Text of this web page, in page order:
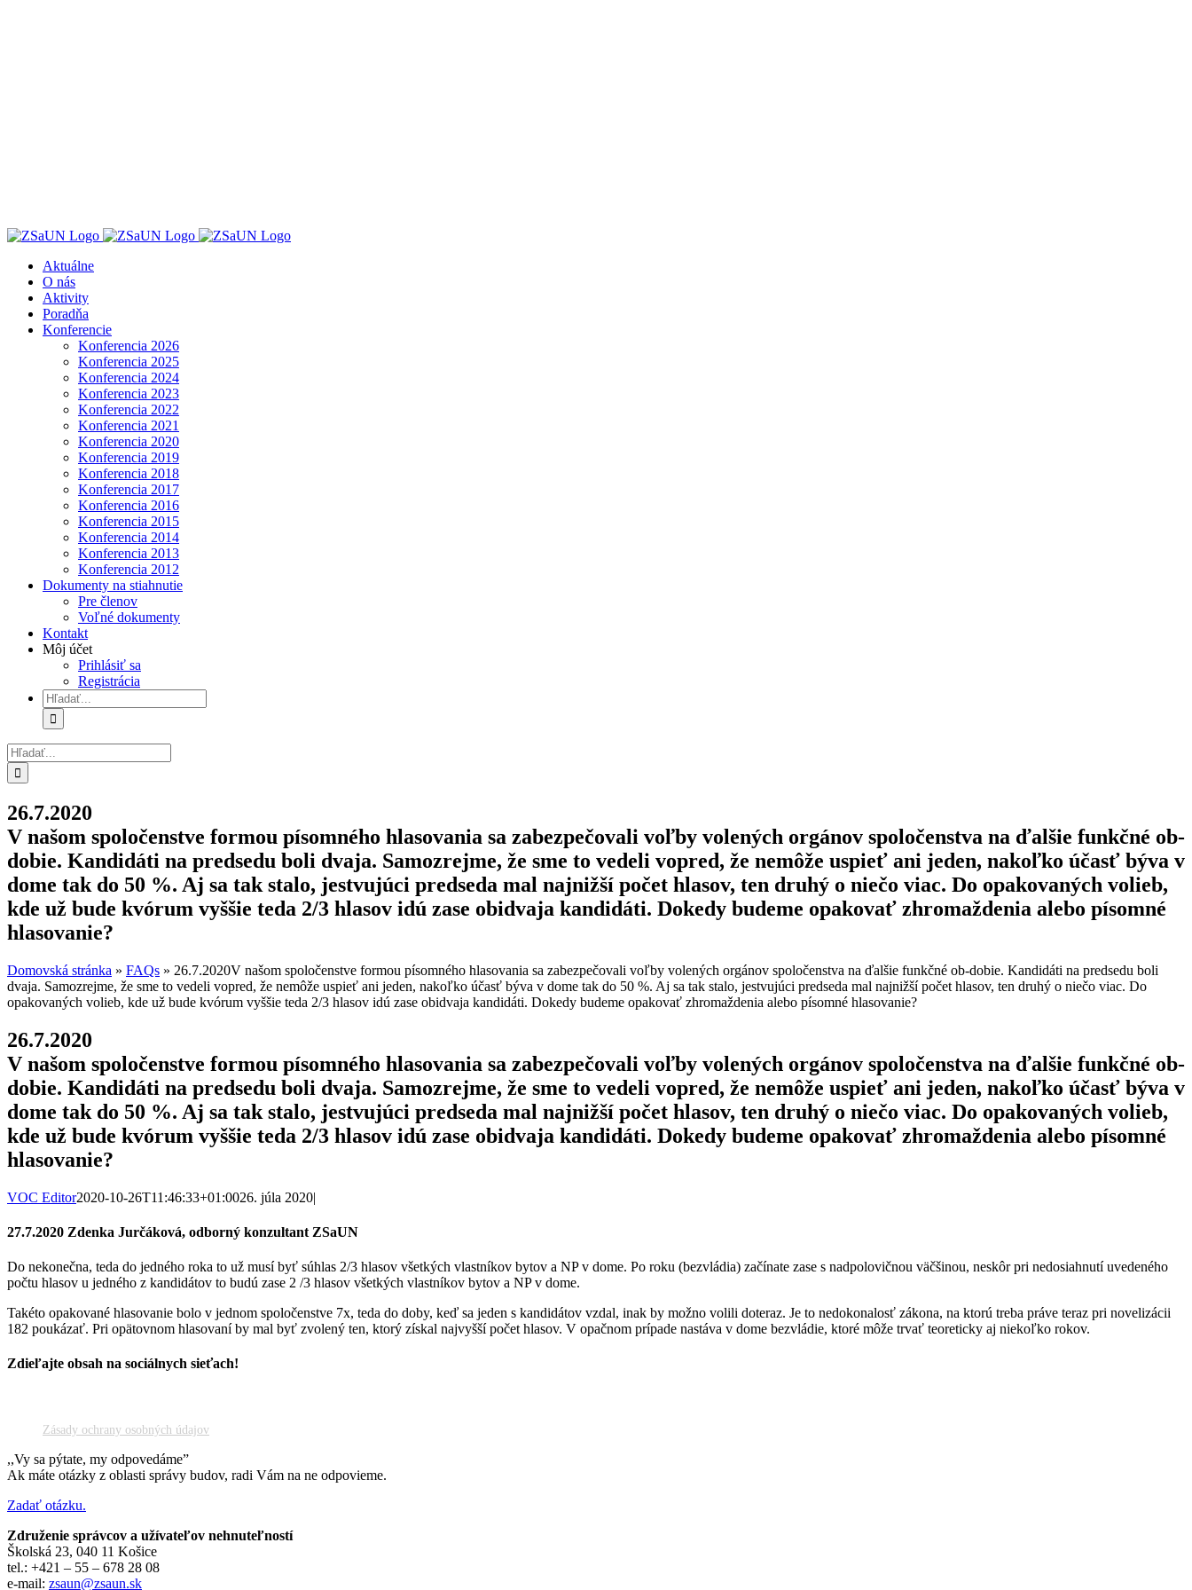
Aktuálne
O nás
Aktivity
Poradňa
Konferencie
Konferencia 2026
Konferencia 2025
Konferencia 2024
Konferencia 2023
Konferencia 2022
Konferencia 2021
Konferencia 2020
Konferencia 2019
Konferencia 2018
Konferencia 2017
Konferencia 2016
Konferencia 2015
Konferencia 2014
Konferencia 2013
Konferencia 2012
Dokumenty na stiahnutie
Pre členov
Voľné dokumenty
Kontakt
Môj účet
Prihlásiť sa
Registrácia
Hľadať:
Hľadať:
26.7.2020
V našom spoločenstve formou písomného hlasovania sa zabezpečovali voľby volených orgánov spoločenstva na ďalšie funkčné ob-
dobie. Kandidáti na predsedu boli dvaja. Samozrejme, že sme to vedeli vopred, že nemôže uspieť ani jeden, nakoľko účasť býva v
dome tak do 50 %. Aj sa tak stalo, jestvujúci predseda mal najnižší počet hlasov, ten druhý o niečo viac. Do opakovaných volieb,
kde už bude kvórum vyššie teda 2/3 hlasov idú zase obidvaja kandidáti. Dokedy budeme opakovať zhromaždenia alebo písomné
hlasovanie?
Domovská stránka » FAQs » 26.7.2020V našom spoločenstve formou písomného hlasovania sa zabezpečovali voľby volených orgánov spoločenstva na ďalšie funkčné ob-dobie. Kandidáti na predsedu boli
dvaja. Samozrejme, že sme to vedeli vopred, že nemôže uspieť ani jeden, nakoľko účasť býva v dome tak do 50 %. Aj sa tak stalo, jestvujúci predseda mal najnižší počet hlasov, ten druhý o niečo viac. Do
opakovaných volieb, kde už bude kvórum vyššie teda 2/3 hlasov idú zase obidvaja kandidáti. Dokedy budeme opakovať zhromaždenia alebo písomné hlasovanie?
26.7.2020
V našom spoločenstve formou písomného hlasovania sa zabezpečovali voľby volených orgánov spoločenstva na ďalšie funkčné ob-
dobie. Kandidáti na predsedu boli dvaja. Samozrejme, že sme to vedeli vopred, že nemôže uspieť ani jeden, nakoľko účasť býva v
dome tak do 50 %. Aj sa tak stalo, jestvujúci predseda mal najnižší počet hlasov, ten druhý o niečo viac. Do opakovaných volieb,
kde už bude kvórum vyššie teda 2/3 hlasov idú zase obidvaja kandidáti. Dokedy budeme opakovať zhromaždenia alebo písomné
hlasovanie?
VOC Editor2020-10-26T11:46:33+01:0026. júla 2020|
27.7.2020 Zdenka Jurčáková, odborný konzultant ZSaUN
Do nekonečna, teda do jedného roka to už musí byť súhlas 2/3 hlasov všetkých vlastníkov bytov a NP v dome. Po roku (bezvládia) začínate zase s nadpolovičnou väčšinou, neskôr pri nedosiahnutí uvedeného
počtu hlasov u jedného z kandidátov to budú zase 2 /3 hlasov všetkých vlastníkov bytov a NP v dome.
Takéto opakované hlasovanie bolo v jednom spoločenstve 7x, teda do doby, keď sa jeden s kandidátov vzdal, inak by možno volili doteraz. Je to nedokonalosť zákona, na ktorú treba práve teraz pri novelizácii
182 poukázať. Pri opätovnom hlasovaní by mal byť zvolený ten, ktorý získal najvyšší počet hlasov. V opačnom prípade nastáva v dome bezvládie, ktoré môže trvať teoreticky aj niekoľko rokov.
Zdieľajte obsah na sociálnych sieťach!
Zásady ochrany osobných údajov
,,Vy sa pýtate, my odpovedáme”
Ak máte otázky z oblasti správy budov, radi Vám na ne odpovieme.
Zadať otázku.
Združenie správcov a užívateľov nehnuteľností
Školská 23, 040 11 Košice
tel.: +421 – 55 – 678 28 08
e-mail: zsaun@zsaun.sk